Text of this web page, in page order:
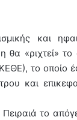
και
θα «ριχτεί»
το οποίο
και
το